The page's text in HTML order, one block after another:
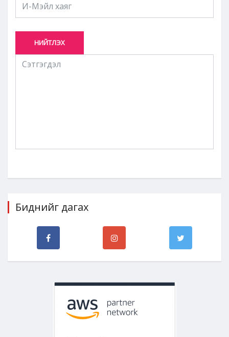
НИЙТЛЭХ
Биднийг дагах